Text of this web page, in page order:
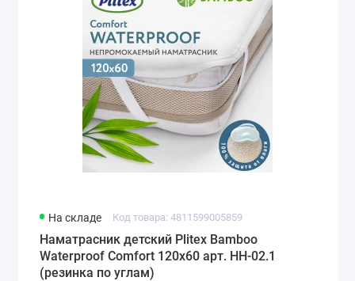
На складе Код товара: 4811599005859
Наматрасник детский Plitex Bamboo
Waterproof Comfort 120х60 арт. НН-02.1
(резинка по углам)